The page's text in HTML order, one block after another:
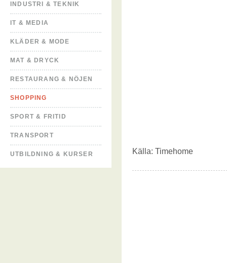
INDUSTRI & TEKNIK
IT & MEDIA
KLÄDER & MODE
MAT & DRYCK
RESTAURANG & NÖJEN
SHOPPING
SPORT & FRITID
TRANSPORT
UTBILDNING & KURSER Källa: Timehome